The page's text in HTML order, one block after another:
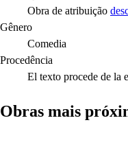
Obra de atribuição
Gênero
Comedia
Procedência
El texto procede de la
Obras mais